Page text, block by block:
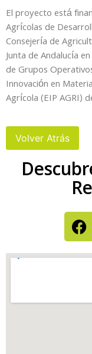
El proyecto está
Agrícolas de
Consejería de
Junta de Andalucía
de Grupos
Innovación en
Agrícola (EIP AGRI)